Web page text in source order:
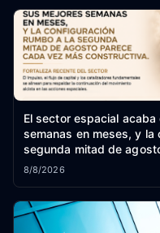
El sector espacial
semanas en meses, y la
segunda mitad de
constructiva.
8/8/2026